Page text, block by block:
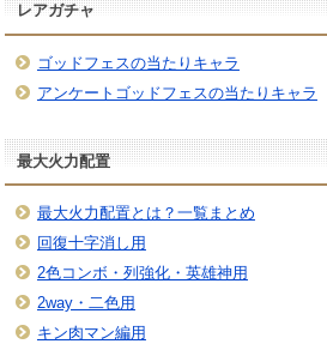
レアガチャ
ゴッドフェスの当たりキャラ
アンケートゴッドフェスの当たりキャラ
最大火力配置
最大火力配置とは？一覧まとめ
回復十字消し用
2色コンボ・列強化・英雄神用
2way・二色用
キン肉マン編用